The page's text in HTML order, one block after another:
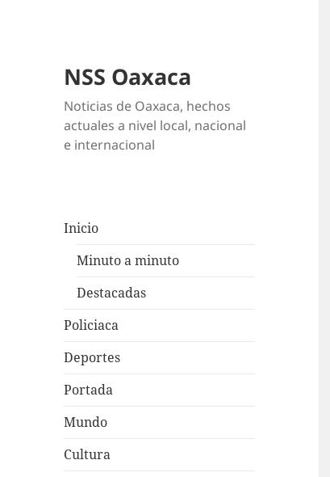
NSS Oaxaca
Noticias de Oaxaca, hechos
actuales a nivel local, nacional
e internacional
Inicio
Minuto a minuto
Destacadas
Policiaca
Deportes
Portada
Mundo
Cultura